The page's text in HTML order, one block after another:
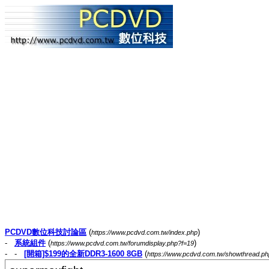
PCDVD數位科技討論區 (https://www.pcdvd.com.tw/index.php)
- 系統組件 (https://www.pcdvd.com.tw/forumdisplay.php?f=19)
- -
[開箱]$199的全新DDR3-1600 8GB (https://www.pcdvd.com.tw/